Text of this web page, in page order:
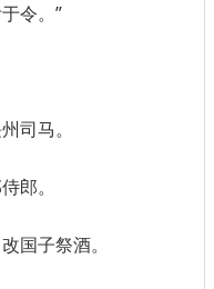
令。”
司马。
郎。
国子祭酒。